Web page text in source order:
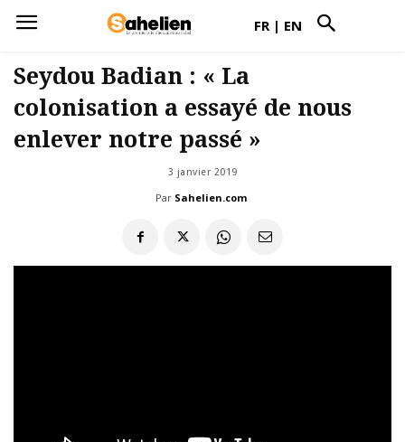
FR| EN
Seydou Badian : « La
colonisation a essayé de nous
enlever notre passé »
3 janvier 2019
Par Sahelien.com